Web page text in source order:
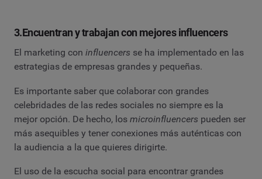
3.Encuentran y trabajan con mejores influencers
El marketing con influencers se ha implementado en las
estrategias de empresas grandes y pequeñas.
Es importante saber que colaborar con grandes
celebridades de las redes sociales no siempre es la
mejor opción. De hecho, los microinfluencers pueden ser
más asequibles y tener conexiones más auténticas con
la audiencia a la que quieres dirigirte.
El uso de la escucha social para encontrar grandes